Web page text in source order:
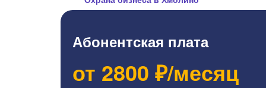
Абонентская плата
от 2800 ₽/месяц